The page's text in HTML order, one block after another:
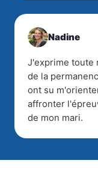
Nadine
J'exprime toute
de la
ont su
affronter
de mon mari.